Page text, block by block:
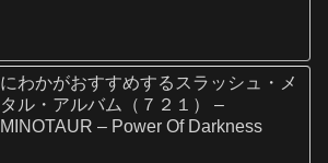
にわかがおすすめするスラッシュ・メ
タル・アルバム（７２１） –
MINOTAUR – Power Of Darkness